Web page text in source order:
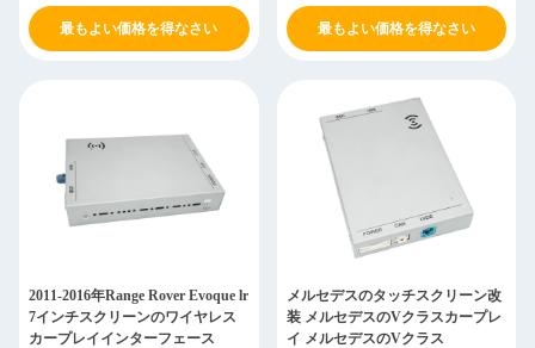
最もよい価格を得なさい
プレイ 2011-2016
最もよい価格を得なさい
2011-2016年Range Rover Evoque lr
7インチスクリーンのワイヤレス
カープレイインターフェース
メルセデスのタッチスクリーン改
装 メルセデスのVクラスカープレ
イ メルセデスのVクラス